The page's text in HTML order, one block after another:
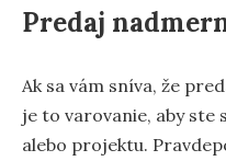
Predaj
Ak sa vám sníva, že
je to varovanie, aby ste
alebo projektu.